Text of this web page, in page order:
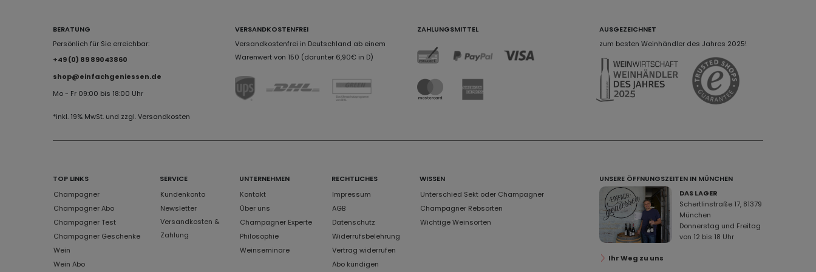
BERATUNG
Persönlich für Sie erreichbar:
+49 (0) 89 89043860
shop@einfachgeniessen.de
Mo - Fr 09:00 bis 18:00 Uhr
*inkl. 19% MwSt. und zzgl. Versandkosten
VERSANDKOSTENFREI
Versandkostenfrei in Deutschland ab einem
Warenwert von 150 (darunter 6,90€ in D)
ZAHLUNGSMITTEL
AUSGEZEICHNET
zum besten Weinhändler des Jahres 2025!
TOP LINKS
Champagner
Champagner Abo
Champagner Test
Champagner Geschenke
Wein
Wein Abo
SERVICE
Kundenkonto
Newsletter
Versandkosten &
Zahlung
UNTERNEHMEN
Kontakt
Über uns
Champagner Experte
Philosophie
Weinseminare
RECHTLICHES
Impressum
AGB
Datenschutz
Widerrufsbelehrung
Vertrag widerrufen
Abo kündigen
WISSEN
Unterschied Sekt oder Champagner
Champagner Rebsorten
Wichtige Weinsorten
UNSERE ÖFFNUNGSZEITEN IN MÜNCHEN
DAS LAGER
Schertlinstraße 17, 81379
München
Donnerstag und Freitag
von 12 bis 18 Uhr
Ihr Weg zu uns